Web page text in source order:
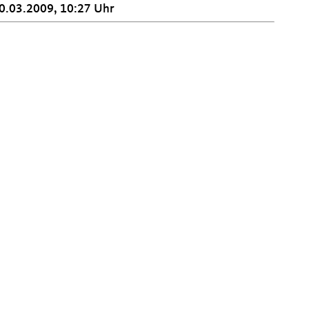
10:27 Uhr